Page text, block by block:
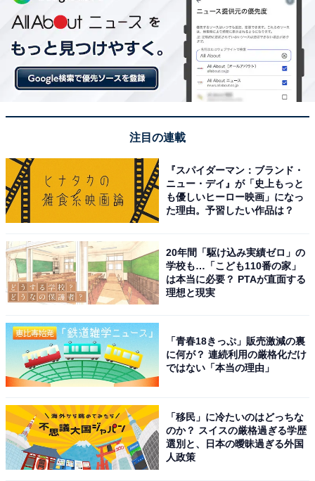
留守にする場合「配達日時の指定」をしておくと
安心
年末年始に家を留守にする人は、荷物の受取に関しても
注意しておきましょう。
ここ数年で「置き配」を利用するケースも多いですが、
留守にする期間が長いと心配になりますよね。出品者が
メルカリ便や宅配便を使って商品を送ってくれる場合は
「配達日時の指定」ができますから、それを利用して確
実に受け取るようにしましょう。
この記事の筆者：川崎 さちえ
ネットオークション歴19年、フリマアプリ歴9年。
し、経験に基づいた実践型のフリマアプリやオークショ
ンの魅力を伝えている。
こちらもおすすめ
メルカリでできる年末年始の準備。おすすめ商
品は？【メルカリのプロが解説】
注目の連載
『スパイダーマン：ブランド・
ニュー・デイ』が「史上もっと
も優しいヒーロー映画」になっ
た理由。予習したい作品は？
20年間「駆け込み実績ゼロ」の
学校も…「こども110番の家」
は本当に必要？ PTAが直面する
理想と現実
「青春18きっぷ」販売激減の裏
に何が？ 連続利用の厳格化だけ
ではない「本当の理由」
「移民」に冷たいのはどっちな
のか？ スイスの厳格過ぎる学歴
選別と、日本の曖昧過ぎる外国
人政策